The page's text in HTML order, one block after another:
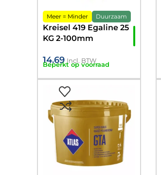
Meer = Minder Duurzaam
Kreisel 419 Egaline 25
KG 2-100mm
14.69 Incl. BTW
Beperkt op voorraad